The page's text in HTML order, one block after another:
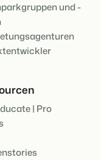
und -
| Pro